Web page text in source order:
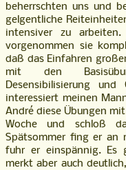
beherrschten uns und
gelgentliche
intensiver zu
vorgenommen sie
daß das Einfahren
mit den
Desensibilisierung und
interessiert meinen
André diese Übungen
Woche und schloß
Spätsommer fing er an
fuhr er einspännig. Es
merkt aber auch